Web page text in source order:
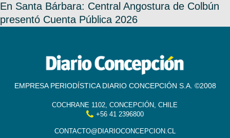
En Santa Bárbara: Central Angostura de Colbún
presentó Cuenta Pública 2026
EMPRESA PERIODÍSTICA DIARIO CONCEPCIÓN S.A. ©2008
COCHRANE 1102, CONCEPCIÓN, CHILE
+56 41 2396800
CONTACTO@DIARIOCONCEPCION.CL